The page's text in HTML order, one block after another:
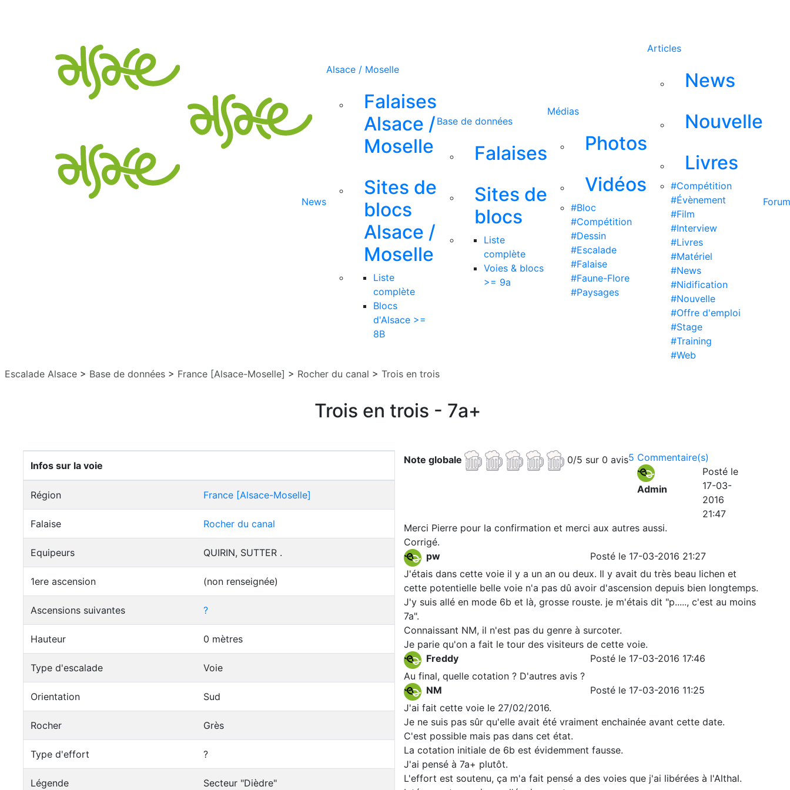
News
Alsace / Moselle
Falaises
Alsace /
Moselle
Sites de
blocs
Alsace /
Moselle
Liste
complète
Blocs
d'Alsace >=
8B
Base de données
Falaises
Sites de
blocs
Liste
complète
Voies & blocs
>= 9a
Médias
Photos
Vidéos
#Bloc
#Compétition
#Dessin
#Escalade
#Falaise
#Faune-Flore
#Paysages
Articles
News
Nouvelle
Livres
#Compétition
#Évènement
#Film
#Interview
#Livres
#Matériel
#News
#Nidification
#Nouvelle
#Offre d'emploi
#Stage
#Training
#Web
Forum
Escalade Alsace > Base de données > France [Alsace-Moselle] > Rocher du canal > Trois en trois
Trois en trois - 7a+
Infos sur la voie
Région France [Alsace-Moselle]
Falaise Rocher du canal
Equipeurs QUIRIN, SUTTER .
1ere ascension (non renseignée)
Ascensions suivantes ?
Hauteur 0 mètres
Type d'escalade Voie
Orientation Sud
Rocher Grès
Type d'effort ?
Légende Secteur "Dièdre"
5 Commentaire(s)
Note globale 0/5 sur 0 avis
Admin
Posté le
17-03-
2016
21:47
Merci Pierre pour la confirmation et merci aux autres aussi.
Corrigé.
pw
Posté le 17-03-2016 21:27
J'étais dans cette voie il y a un an ou deux. Il y avait du très beau lichen et
cette potentielle belle voie n'a pas dû avoir d'ascension depuis bien longtemps.
J'y suis allé en mode 6b et là, grosse rouste. je m'étais dit "p....., c'est au moins
7a".
Connaissant NM, il n'est pas du genre à surcoter.
Je parie qu'on a fait le tour des visiteurs de cette voie.
Freddy
Posté le 17-03-2016 17:46
Au final, quelle cotation ? D'autres avis ?
NM
Posté le 17-03-2016 11:25
J'ai fait cette voie le 27/02/2016.
Je ne suis pas sûr qu'elle avait été vraiment enchainée avant cette date.
C'est possible mais pas dans cet état.
La cotation initiale de 6b est évidemment fausse.
J'ai pensé à 7a+ plutôt.
L'effort est soutenu, ça m'a fait pensé a des voies que j'ai libérées à l'Althal.